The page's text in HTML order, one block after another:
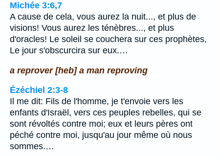
Michée 3:6,7
A cause de cela, vous aurez la nuit..., et plus de
visions! Vous aurez les ténèbres..., et plus
d'oracles! Le soleil se couchera sur ces prophètes,
Le jour s'obscurcira sur eux.…
a reprover [heb] a man reproving
Ézéchiel 2:3-8
Il me dit: Fils de l'homme, je t'envoie vers les
enfants d'Israël, vers ces peuples rebelles, qui se
sont révoltés contre moi; eux et leurs pères ont
péché contre moi, jusqu'au jour même où nous
sommes.…